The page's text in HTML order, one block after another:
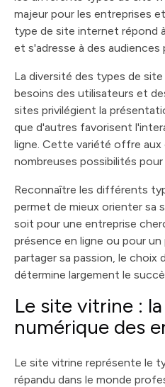
majeur pour les entreprises
type de site internet répond
et s'adresse à des audiences
La diversité des types de
besoins des utilisateurs et
sites privilégient la
que d'autres favorisent
ligne. Cette variété offre
nombreuses possibilités
Reconnaître les différents
permet de mieux orienter sa
soit pour une entreprise
présence en ligne ou pour
partager sa passion, le choix
détermine largement le
Le site vitrine :
numérique des
Le site vitrine représente le
répandu dans le monde